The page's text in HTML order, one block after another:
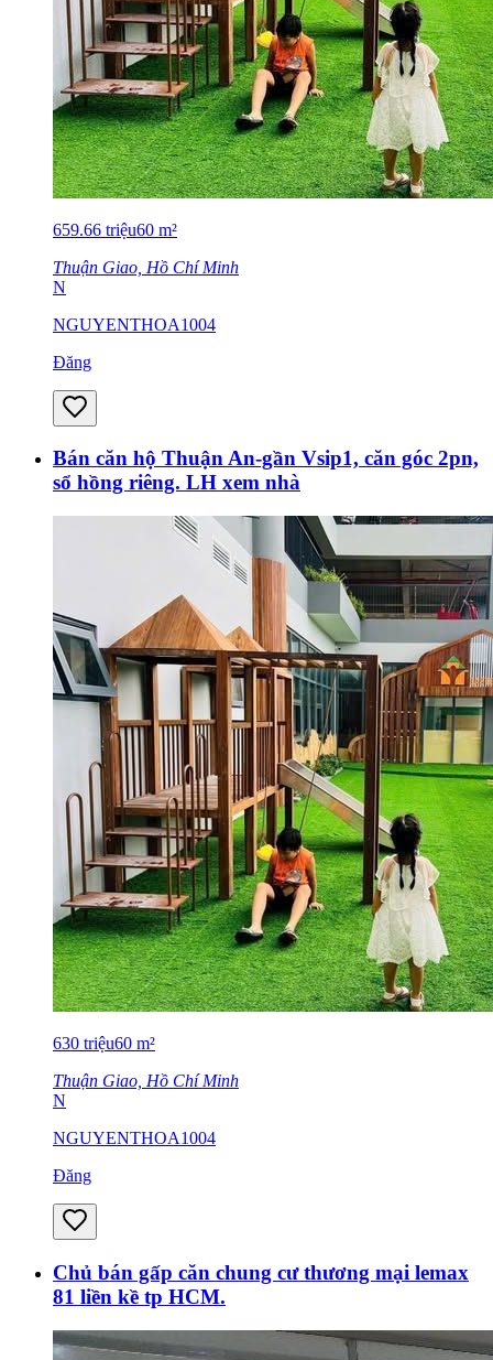
659.66 triệu60 m²
Thuận Giao, Hồ Chí Minh
N
NGUYENTHOA1004
Đăng
Bán căn hộ Thuận An-gần Vsip1, căn góc 2pn,
sổ hồng riêng. LH xem nhà
630 triệu60 m²
Thuận Giao, Hồ Chí Minh
N
NGUYENTHOA1004
Đăng
Chủ bán gấp căn chung cư thương mại lemax
81 liền kề tp HCM.